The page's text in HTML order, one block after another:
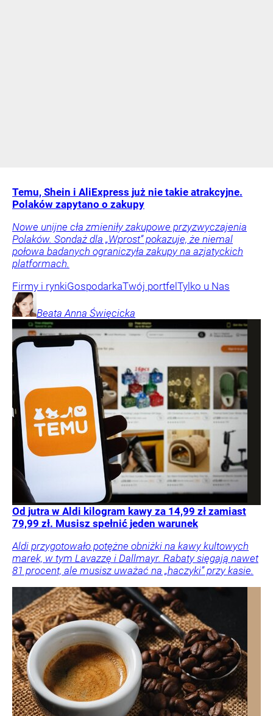
Temu, Shein i AliExpress już nie takie atrakcyjne.
Polaków zapytano o zakupy
Nowe unijne cła zmieniły zakupowe przyzwyczajenia
Polaków. Sondaż dla „Wprost” pokazuje, że niemal
połowa badanych ograniczyła zakupy na azjatyckich
platformach.
Firmy i rynkiGospodarkaTwój portfelTylko u Nas
Beata Anna Święcicka
Od jutra w Aldi kilogram kawy za 14,99 zł zamiast
79,99 zł. Musisz spełnić jeden warunek
Aldi przygotowało potężne obniżki na kawy kultowych
marek, w tym Lavazzę i Dallmayr. Rabaty sięgają nawet
81 procent, ale musisz uważać na „haczyki” przy kasie.